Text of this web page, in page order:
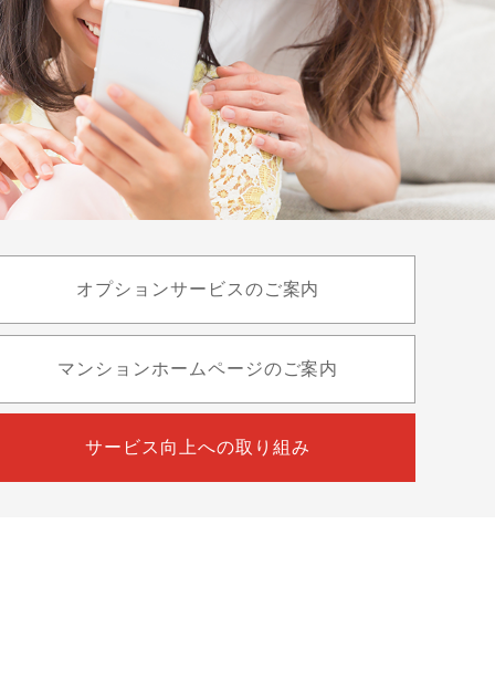
オプションサービスのご案内
マンションホームページのご案内
サービス向上への取り組み